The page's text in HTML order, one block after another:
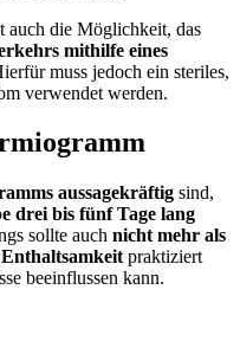
auch die Möglichkeit, das
mithilfe eines
muss jedoch ein steriles,
verwendet werden.
aussagekräftig sind,
drei bis fünf Tage lang
sollte auch nicht mehr als
praktiziert
beeinflussen kann.